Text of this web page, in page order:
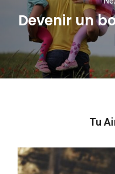
Devenir un
Tu